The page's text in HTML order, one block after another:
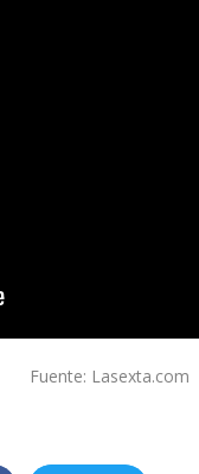
Fuente: Lasexta.com